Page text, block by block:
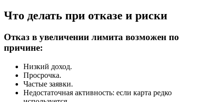
Что делать при отказе и риски
Отказ в увеличении лимита возможен по
причине:
Низкий доход.
Просрочка.
Частые заявки.
Недостаточная активность: если карта редко